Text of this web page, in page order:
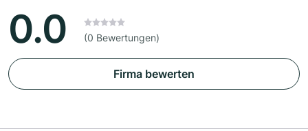
0.0 (0 Bewertungen)
Firma bewerten